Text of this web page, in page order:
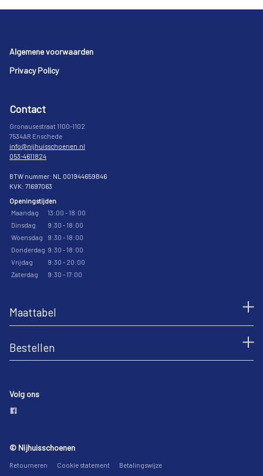
Footer
Algemene voorwaarden
Privacy Policy
Contact
Gronausestraat 1100-1102
7534AR Enschede
info@nijhuisschoenen.nl
053-4611824
BTW nummer: NL 001944659B46
KVK: 71697063
Openingstijden
Maandag
13:00 - 18:00
Dinsdag
9:30 - 18:00
Woensdag
9:30 - 18:00
Donderdag 9:30 - 18:00
Vrijdag
9:30 - 20:00
Zaterdag
9:30 - 17:00
Maattabel
Bestellen
Volg ons
© Nijhuisschoenen
Retourneren Cookie statement Betalingswijze